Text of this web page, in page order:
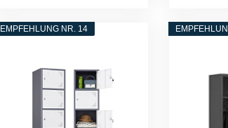
EMPFEHLUNG NR. 14